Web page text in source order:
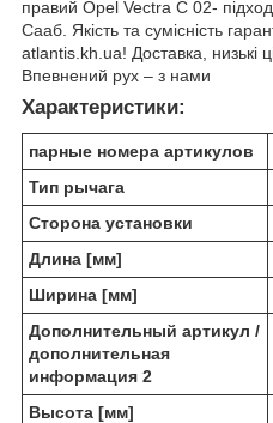
правий Opel Vectra C 02-
Сааб. Якість та сумісність
atlantis.kh.ua! Доставка, низькі
Впевнений рух – з нами
Характеристики:
парные номера артикулов
Тип рычага
Сторона установки
Длина [мм]
Ширина [мм]
Дополнительный артикул /
дополнительная
информация 2
Высота [мм]